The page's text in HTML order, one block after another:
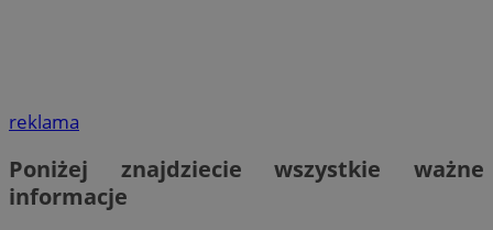
reklama
Poniżej znajdziecie wszystkie ważne
informacje